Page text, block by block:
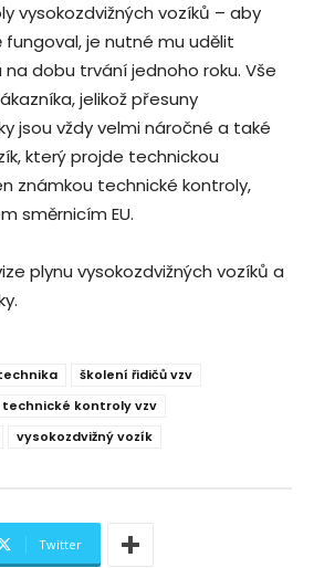
vysokozdvižných vozíků – aby
fungoval, je nutné mu udělit
dobu trvání jednoho roku. Vše
jelikož přesuny
jsou vždy velmi náročné a také
který projde technickou
známkou technické kontroly,
směrnicím EU.
plynu vysokozdvižných vozíků a
školení řidičů vzv
technické kontroly vzv
vysokozdvižný vozík
Twitter